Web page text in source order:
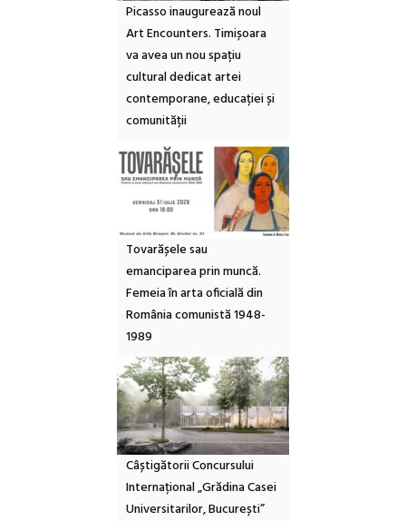
Picasso inaugurează noul
Art Encounters. Timișoara
va avea un nou spațiu
cultural dedicat artei
contemporane, educației și
comunității
Tovarășele sau
emanciparea prin muncă.
Femeia în arta oficială din
România comunistă 1948-
1989
Câștigătorii Concursului
Internațional „Grădina Casei
Universitarilor, București”